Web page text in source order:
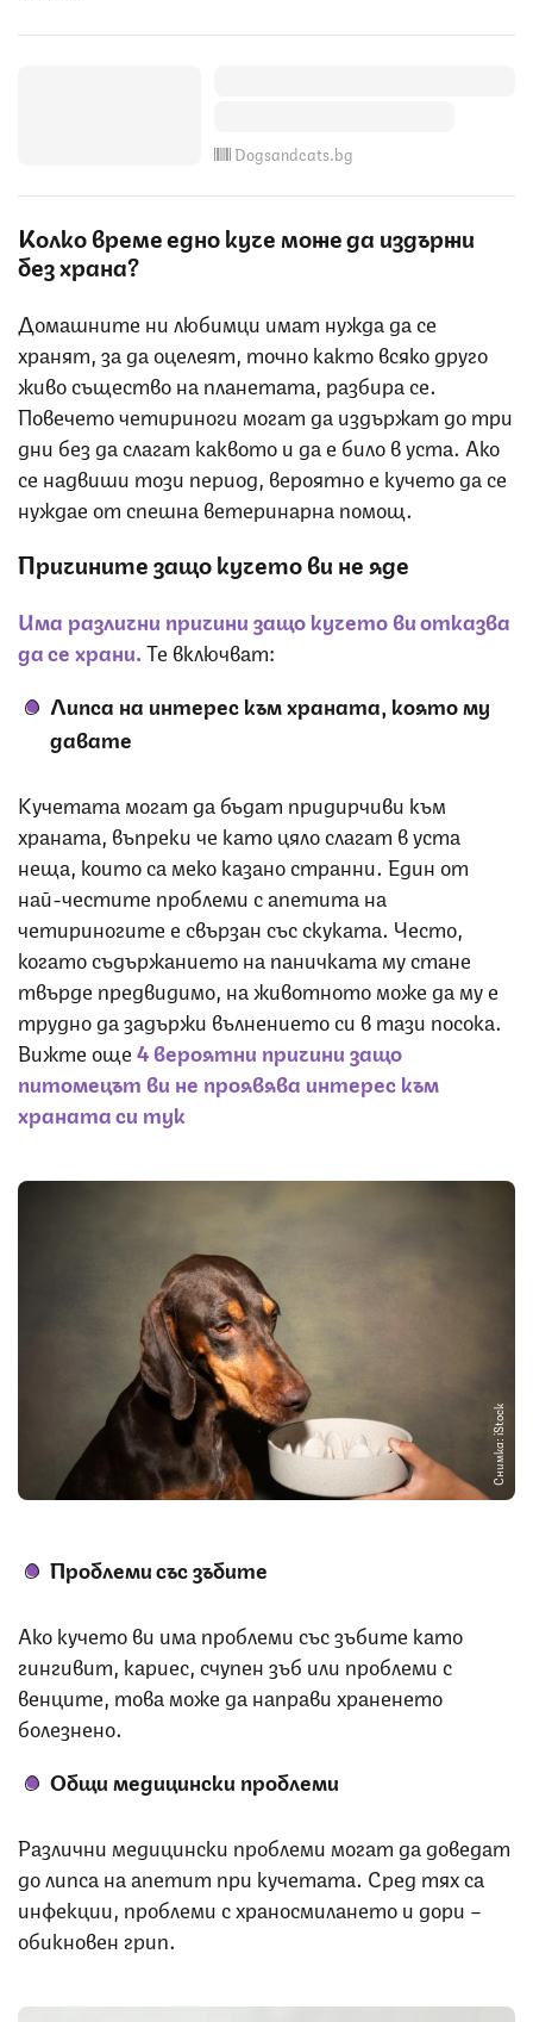
Dogsandcats.bg
Колко време едно куче може да издържи
без храна?
Домашните ни любимци имат нужда да се
хранят, за да оцелеят, точно както всяко друго
живо същество на планетата, разбира се.
Повечето четириноги могат да издържат до три
дни без да слагат каквото и да е било в уста. Ако
се надвиши този период, вероятно е кучето да се
нуждае от спешна ветеринарна помощ.
Причините защо кучето ви не яде
Има различни причини защо кучето ви отказва
да се храни.Те включват:
Липса на интерес към храната, която му
давате
Кучетата могат да бъдат придирчиви към
храната, въпреки че като цяло слагат в уста
неща, които са меко казано странни. Един от
най-честите проблеми с апетита на
четириногите е свързан със скуката. Често,
когато съдържанието на паничката му стане
твърде предвидимо, на животното може да му е
трудно да задържи вълнението си в тази посока.
Вижте още4 вероятни причини защо
питомецът ви не проявява интерес към
храната си тук
Снимка: iStock
Проблеми със зъбите
Ако кучето ви има проблеми със зъбите като
гингивит, кариес, счупен зъб или проблеми с
венците, това може да направи храненето
болезнено.
Общи медицински проблеми
Различни медицински проблеми могат да доведат
до липса на апетит при кучетата. Сред тях са
инфекции, проблеми с храносмилането и дори –
обикновен грип.